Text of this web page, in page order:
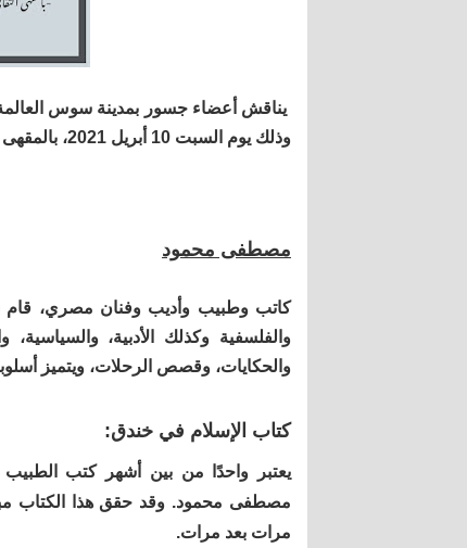
يناقش أعضاء جسور بمدينة سوس
وذلك يوم السبت 10 أبريل 2021، بالمقهى الأدبي بإنزݣان، ابتداء من الساعة 11 صباحا.
مصطفى محمود
كاتب وطبيب وأديب وفنان مصري، قام بتأليف
والفلسفية وكذلك الأدبية، والسياسية،
والحكايات، وقصص الرحلات، ويتميز
كتاب الإسلام في خندق:
يعتبر واحدًا من بين أشهر كتب الطبيب
مصطفى محمود. وقد حقق هذا الكتاب
مرات بعد مرات.